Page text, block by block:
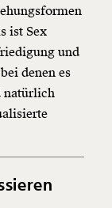
ist Sex
und
denen es
natürlich